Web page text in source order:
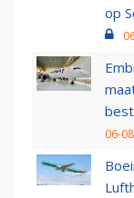
op
06-